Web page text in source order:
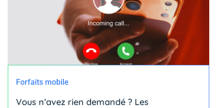
Forfaits mobile
Vous n’avez rien demandé ? Les